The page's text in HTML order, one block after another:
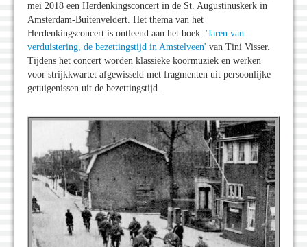
mei 2018 een Herdenkingsconcert in de St. Augustinuskerk in
Amsterdam-Buitenveldert. Het thema van het
Herdenkingsconcert is ontleend aan het boek: 'Jaren van
verduistering, de bezettingstijd in Amstelveen' van Tini Visser.
Tijdens het concert worden klassieke koormuziek en werken
voor strijkkwartet afgewisseld met fragmenten uit persoonlijke
getuigenissen uit de bezettingstijd.